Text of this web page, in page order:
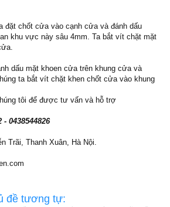
đặt chốt cửa vào cạnh cửa và đánh dấu
khu vực này sâu 4mm. Ta bắt vít chặt mặt
dấu mặt khoen cửa trên khung cửa và
ta bắt vít chặt khen chốt cửa vào khung
tôi để được tư vấn và hỗ trợ
- 0438544826
Trãi, Thanh Xuân, Hà Nội.
đề tương tự: